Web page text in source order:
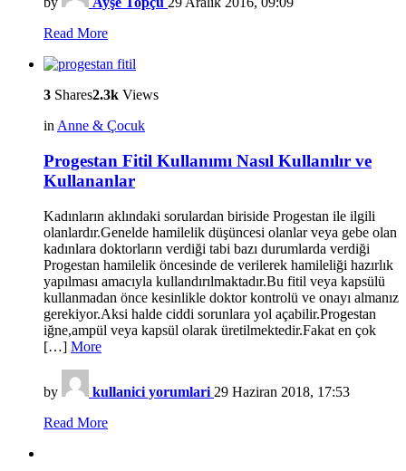
Read More
3 Shares2.3k Views
inAnne & Çocuk
Progestan Fitil Kullanımı Nasıl Kullanılır ve
Kullananlar
Kadınların aklındaki sorulardan biriside Progestan ile ilgili
olanlardır.Genelde hamilelik düşüncesi olanlar veya gebe olan
kadınlara doktorların verdiği tabi bazı durumlarda verdiği
Progestan hamilelik öncesinde de verilerek hamileliği hazırlık
yapılması amacıyla kullandırılmaktadır.Bu fitil veya kapsülü
kullanmadan önce kesinlikle doktor kontrolü ve onayı almanız
gerekiyor.Aksi halde ciddi sorunlara yol açabilir.Progestan
iğne,ampül veya kapsül olarak üretilmektedir.Fakat en çok
[…] More
by kullanici yorumlari 29 Haziran 2018, 17:53
Read More